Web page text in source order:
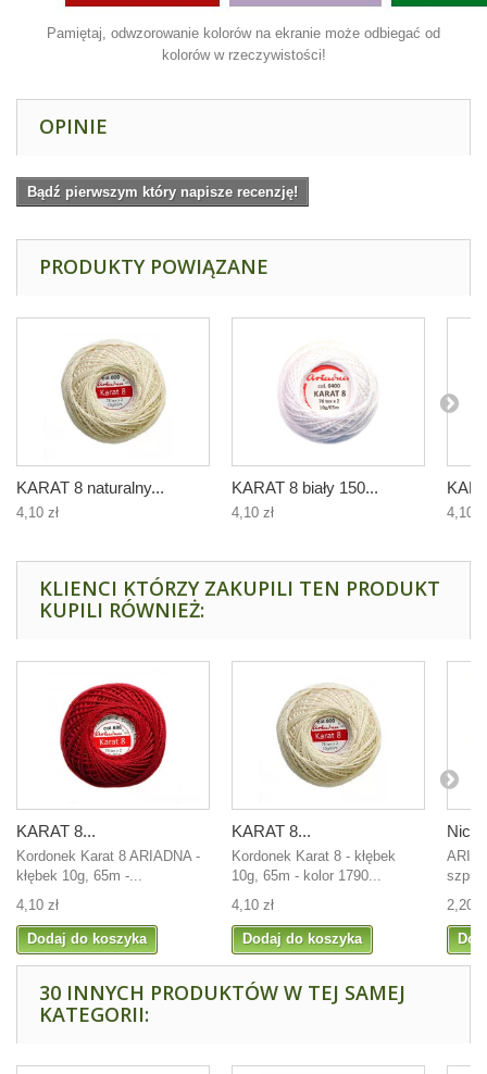
Pamiętaj, odwzorowanie kolorów na ekranie może odbiegać od
kolorów w rzeczywistości!
OPINIE
Bądź pierwszym który napisze recenzję!
PRODUKTY POWIĄZANE
KARAT 8 naturalny...
4,10 zł
KARAT 8 biały 150...
4,10 zł 4,10
KLIENCI KTÓRZY ZAKUPILI TEN PRODUKT
KUPILI RÓWNIEŻ:
KARAT 8...
Kordonek Karat 8 ARIADNA -
kłębek 10g, 65m -...
4,10 zł
Dodaj do koszyka
KARAT 8...
Kordonek Karat 8 - kłębek
10g, 65m - kolor 1790...
4,10 zł
Dodaj do koszyka
Nici
2,20
30 INNYCH PRODUKTÓW W TEJ SAMEJ
KATEGORII: